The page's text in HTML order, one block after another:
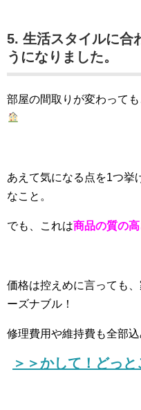
5. 生活スタイルに合
うになりました。
部屋の間取りが変わって
あえて気になる点を1つ挙
なこと。
でも、これは商品の質の
価格は控えめに言っても
ーズナブル！
修理費用や維持費も全部込
＞＞かして！どっ